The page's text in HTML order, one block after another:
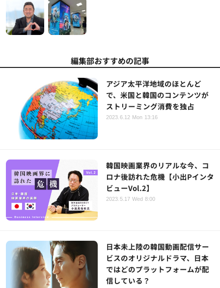
編集部おすすめの記事
アジア太平洋地域のほとんど
で、米国と韓国のコンテンツが
ストリーミング消費を独占
2023.6.12 Mon 13:16
韓国映画業界のリアルな今、コ
ロナ後訪れた危機【小出Pインタ
ビューVol.2】
2023.5.17 Wed 8:00
日本未上陸の韓国動画配信サー
ビスのオリジナルドラマ、日本
ではどのプラットフォームが配
信している？